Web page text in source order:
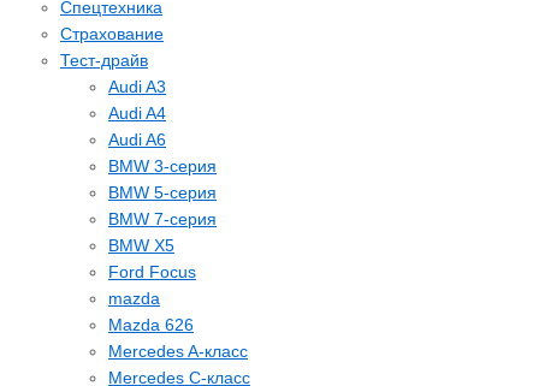
Спецтехника
Страхование
Тест-драйв
Audi A3
Audi A4
Audi A6
BMW 3-серия
BMW 5-серия
BMW 7-серия
BMW X5
Ford Focus
mazda
Mazda 626
Mercedes A-класс
Mercedes C-класс